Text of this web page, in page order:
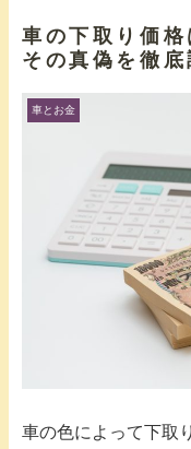
車の下取り価格
その真偽を徹底
車とお金
車の色によって下取